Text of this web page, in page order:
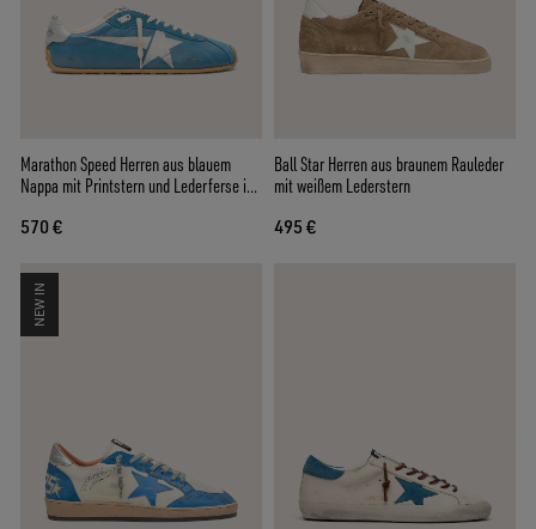
Marathon Speed Herren aus blauem
Nappa mit Printstern und Lederferse in
570 €
Ball Star Herren aus braunem Rauleder
mit weißem Lederstern
495 €
NEW IN